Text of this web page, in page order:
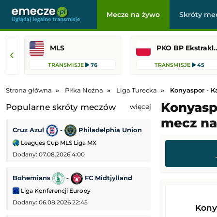
Mecze na żywo Skróty
MLS
TRANSMISJE 76
PKO BP
TRANSMISJE 45
Strona główna Piłka Nożna Liga Turecka Konyaspor -
Popularne skróty meczów więcej
Cruz Azul - Philadelphia Union
Leagues Cup MLS Liga MX
Dodany: 07.08.2026 4:00
Bohemians - FC Midtjylland
Liga Konferencji Europy
Dodany: 06.08.2026 22:45
Fiorentina -
Mecz towarzyski
mecz